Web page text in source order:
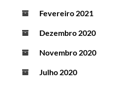
Fevereiro 2021
Dezembro 2020
Novembro 2020
Julho 2020